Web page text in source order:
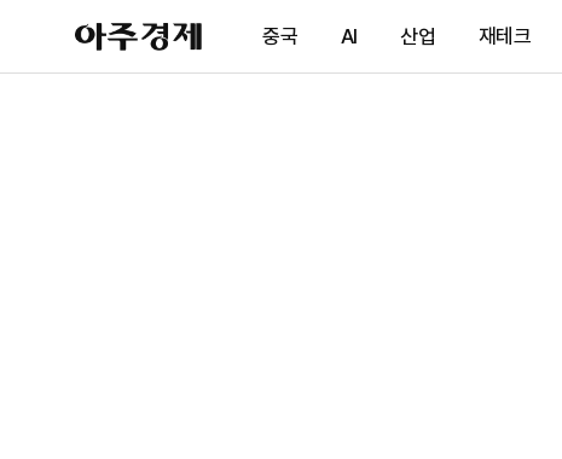
아
주
제
중국 AI 산업 재테크